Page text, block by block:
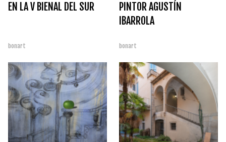
EN LA V BIENAL DEL SUR
bonart
PINTOR AGUSTÍN
IBARROLA
bonart